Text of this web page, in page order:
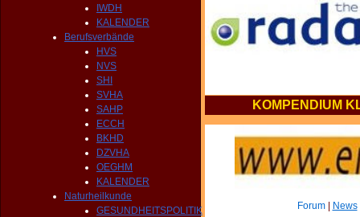
IWDH
KALENDER
Berufsverbände
HVS
NVS
SHI
SVHA
SAHP
ECCH
BKHD
DZVHA
OEGHM
KALENDER
Naturheilkunde
GESUNDHEITSPOLITIK
KOMPENDIUM
Forum| News